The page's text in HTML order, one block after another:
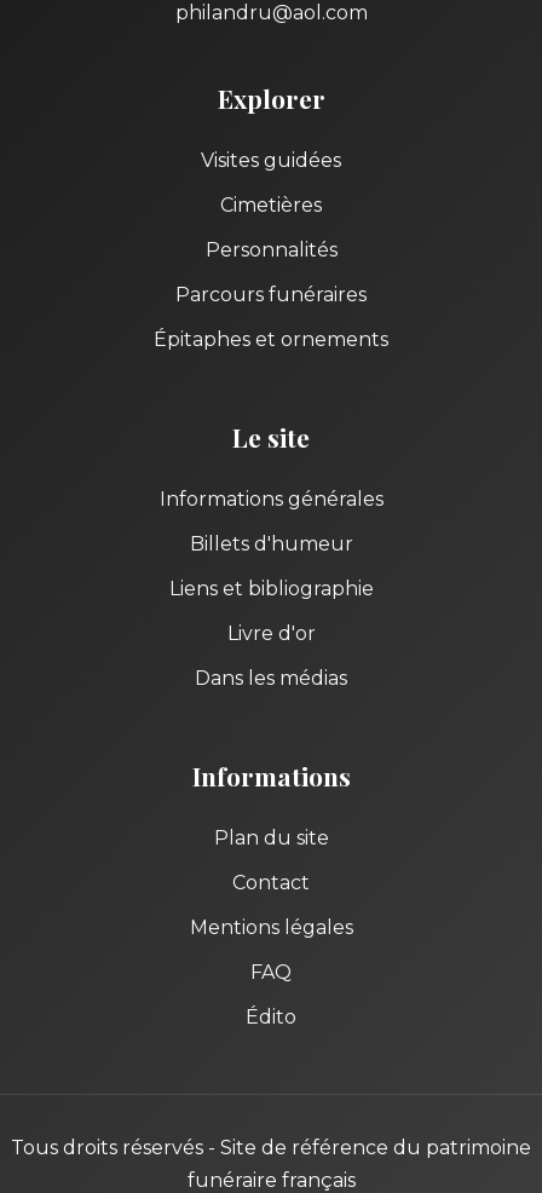
philandru@aol.com
Explorer
Visites guidées
Cimetières
Personnalités
Parcours funéraires
Épitaphes et ornements
Le site
Informations générales
Billets d'humeur
Liens et bibliographie
Livre d'or
Dans les médias
Informations
Plan du site
Contact
Mentions légales
FAQ
Édito
Tous droits réservés - Site de référence du patrimoine
funéraire français